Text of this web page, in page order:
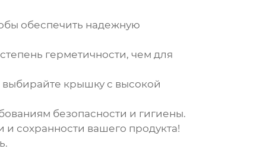
обеспечить надежную
герметичности, чем для
выбирайте крышку с высокой
безопасности и гигиены.
и сохранности вашего продукта!